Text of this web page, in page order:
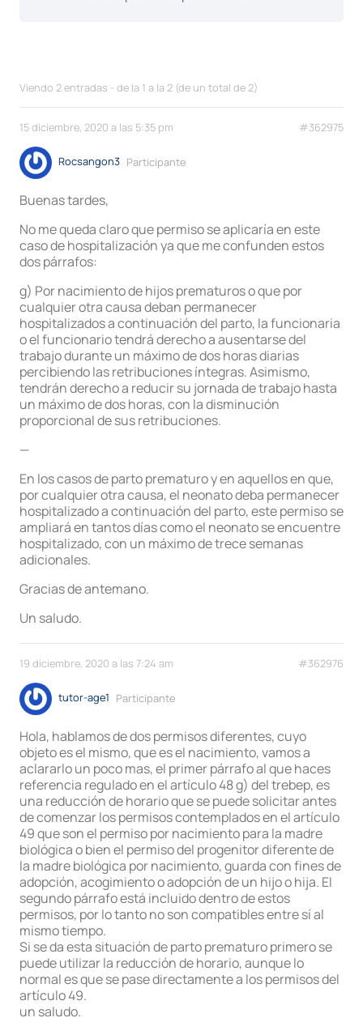
Viendo 2 entradas - de la 1 a la 2 (de un total de 2)
15 diciembre, 2020 a las 5:35 pm #362975
Rocsangon3 Participante
Buenas tardes,
No me queda claro que permiso se aplicaría en este
caso de hospitalización ya que me confunden estos
dos párrafos:
g) Por nacimiento de hijos prematuros o que por
cualquier otra causa deban permanecer
hospitalizados a continuación del parto, la funcionaria
o el funcionario tendrá derecho a ausentarse del
trabajo durante un máximo de dos horas diarias
percibiendo las retribuciones íntegras. Asimismo,
tendrán derecho a reducir su jornada de trabajo hasta
un máximo de dos horas, con la disminución
proporcional de sus retribuciones.
—
En los casos de parto prematuro y en aquellos en que,
por cualquier otra causa, el neonato deba permanecer
hospitalizado a continuación del parto, este permiso se
ampliará en tantos días como el neonato se encuentre
hospitalizado, con un máximo de trece semanas
adicionales.
Gracias de antemano.
Un saludo.
19 diciembre, 2020 a las 7:24 am #362976
tutor-age1 Participante
Hola, hablamos de dos permisos diferentes, cuyo
objeto es el mismo, que es el nacimiento, vamos a
aclararlo un poco mas, el primer párrafo al que haces
referencia regulado en el artículo 48 g) del trebep, es
una reducción de horario que se puede solicitar antes
de comenzar los permisos contemplados en el artículo
49 que son el permiso por nacimiento para la madre
biológica o bien el permiso del progenitor diferente de
la madre biológica por nacimiento, guarda con fines de
adopción, acogimiento o adopción de un hijo o hija. El
segundo párrafo está incluido dentro de estos
permisos, por lo tanto no son compatibles entre sí al
mismo tiempo.
Si se da esta situación de parto prematuro primero se
puede utilizar la reducción de horario, aunque lo
normal es que se pase directamente a los permisos del
artículo 49.
un saludo.